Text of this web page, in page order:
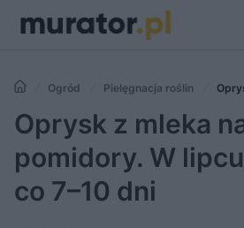
Ogród Pielęgnacja roślin
lipcu stosuj go co 7–10 dni
Oprysk z mleka
pomidory. W
co 7–10 dni